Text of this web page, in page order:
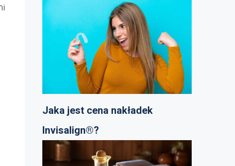
Jaka jest cena nakładek
Invisalign®?